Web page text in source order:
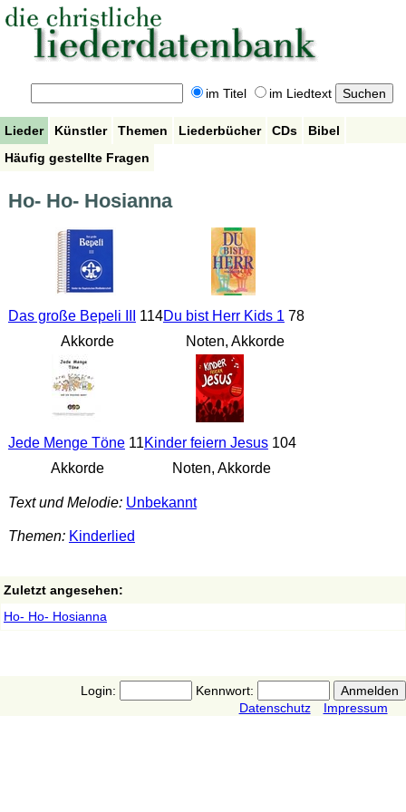
im Titel im Liedtext
Lieder Künstler Themen Liederbücher CDs
Bibel
Häufig gestellte Fragen
Ho- Ho- Hosianna
Das große Bepeli III
114
Akkorde
Du bist Herr Kids 1 78
Noten, Akkorde
Jede Menge Töne11
Akkorde
Kinder feiern Jesus104
Noten, Akkorde
Text und Melodie: Unbekannt
Themen: Kinderlied
Zuletzt angesehen:
Ho- Ho- Hosianna
Login:
Kennwort:
Datenschutz
Impressum